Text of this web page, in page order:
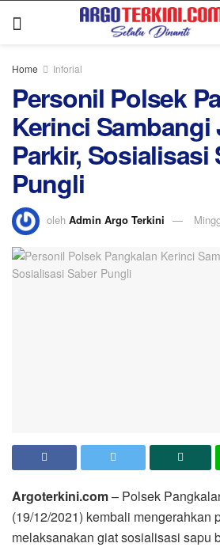
Home Inforial
Personil Polsek
Kerinci Sambangi
Parkir, Sosialisasi
Pungli
oleh Admin Argo Terkini
Argoterkini.com– Polsek
(19/12/2021) kembali mengerahkan
melaksanakan giat sosialisasi sapu